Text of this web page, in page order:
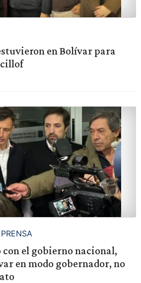
en Bolívar para
el gobierno nacional,
en modo gobernador, no